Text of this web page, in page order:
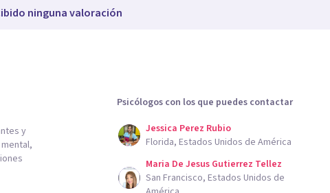
ninguna valoración
y
Psicólogos con los que puedes contactar
Jessica Perez Rubio
Florida, Estados Unidos de América
Maria De Jesus Gutierrez Tellez
San Francisco, Estados Unidos de